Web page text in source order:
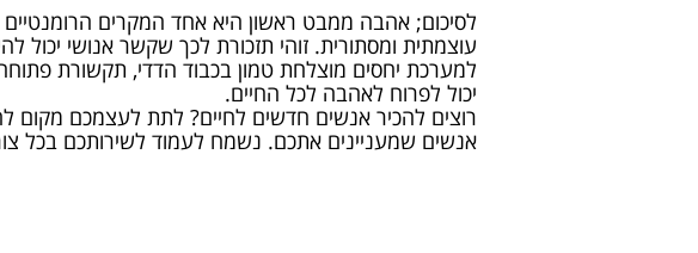
לסיכום; אהבה ממבט ראשון היא אחד המקרים הרומנטיים
עוצמתית ומסתורית. זוהי תזכורת לכך שקשר אנושי
למערכת יחסים מוצלחת טמון בכבוד הדדי, תקשורת
יכול לפרוח לאהבה לכל החיים.
רוצים להכיר אנשים חדשים לחיים? לתת לעצמכם מקום
אנשים שמעניינים אתכם. נשמח לעמוד לשירותכם בכל